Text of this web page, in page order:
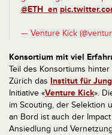
@ETH_en
— Venture Kick
Konsortium mit viel
Teil des Konsortiums
Zürich das Institut für
Initiative «Venture Kick».
im Scouting, der Selektion
an Bord ist auch der
Ansiedlung und